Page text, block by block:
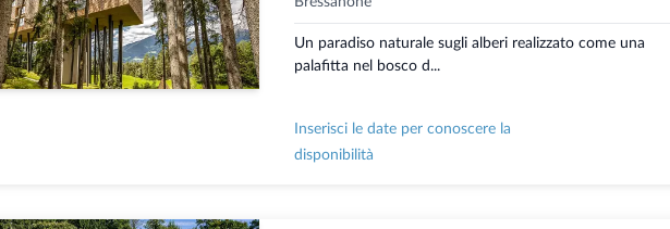
Un paradiso naturale sugli alberi realizzato come una
palafitta nel bosco d...
Inserisci le date per conoscere la
disponibilità